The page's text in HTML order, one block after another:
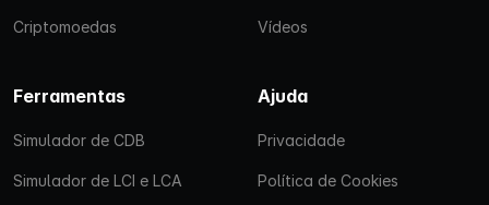
Criptomoedas Vídeos
Ferramentas
Simulador de CDB
Simulador de LCI e LCA
Ajuda
Privacidade
Política de Cookies